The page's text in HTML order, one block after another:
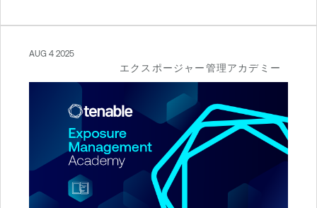
エクスポージャー管理アカデミー
AUG 4 2025